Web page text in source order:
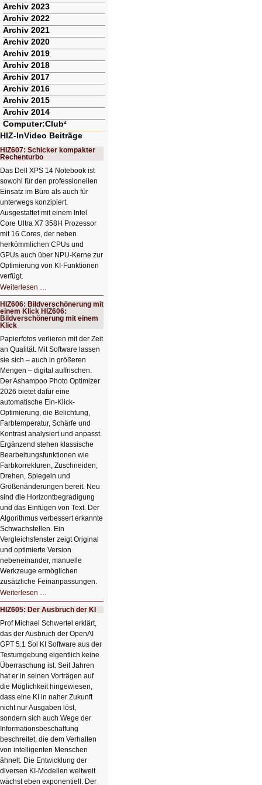
Archiv 2023
Archiv 2022
Archiv 2021
Archiv 2020
Archiv 2019
Archiv 2018
Archiv 2017
Archiv 2016
Archiv 2015
Archiv 2014
Computer:Club²
HIZ-InVideo Beiträge
HIZ607: Schicker kompakter
Rechenturbo
Das Dell XPS 14 Notebook ist
sowohl für den professionellen
Einsatz im Büro als auch für
unterwegs konzipiert.
Ausgestattet mit einem Intel
Core Ultra X7 358H Prozessor
mit 16 Cores, der neben
herkömmlichen CPUs und
GPUs auch über NPU-Kerne zur
Optimierung von KI-Funktionen
verfügt.
Weiterlesen …
Schicker
kompakter
Rechenturbo
HIZ606: Bildverschönerung mit
einem Klick HIZ606:
Bildverschönerung mit einem
Klick
Papierfotos verlieren mit der Zeit
an Qualität. Mit Software lassen
sie sich – auch in größeren
Mengen – digital auffrischen.
Der Ashampoo Photo Optimizer
2026 bietet dafür eine
automatische Ein-Klick-
Optimierung, die Belichtung,
Farbtemperatur, Schärfe und
Kontrast analysiert und anpasst.
Ergänzend stehen klassische
Bearbeitungsfunktionen wie
Farbkorrekturen, Zuschneiden,
Drehen, Spiegeln und
Größenänderungen bereit. Neu
sind die Horizontbegradigung
und das Einfügen von Text. Der
Algorithmus verbessert erkannte
Schwachstellen. Ein
Vergleichsfenster zeigt Original
und optimierte Version
nebeneinander, manuelle
Werkzeuge ermöglichen
zusätzliche Feinanpassungen.
Weiterlesen …
Bildverschönerung
mit
einem
Klick
HIZ606:
Bildverschönerung
mit
einem
Klick
HIZ605: Der Ausbruch der KI
Prof Michael Schwertel erklärt,
das der Ausbruch der OpenAI
GPT 5.1 Sol KI Software aus der
Testumgebung eigentlich keine
Überraschung ist. Seit Jahren
hat er in seinen Vorträgen auf
die Möglichkeit hingewiesen,
dass eine KI in naher Zukunft
nicht nur Ausgaben löst,
sondern sich auch Wege der
Informationsbeschaffung
beschreitet, die dem Verhalten
von intelligenten Menschen
ähnelt. Die Entwicklung der
diversen KI-Modellen weltweit
wächst eben exponentiell. Der